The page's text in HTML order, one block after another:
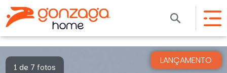
LANÇAMENTO
1 de 7 fotos